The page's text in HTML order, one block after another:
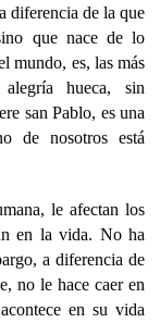
diferencia de la que
que nace de lo
mundo, es, las más
hueca, sin
san Pablo, es una
de nosotros está
le afectan los
en la vida. No ha
a diferencia de
no le hace caer en
en su vida